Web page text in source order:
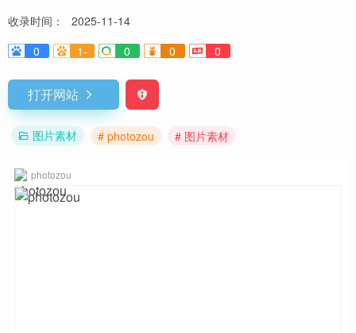
收录时间：
2025-11-14
0
1- 0 0 0
打开网站
图片素材 # photozou # 图片素材
photozou